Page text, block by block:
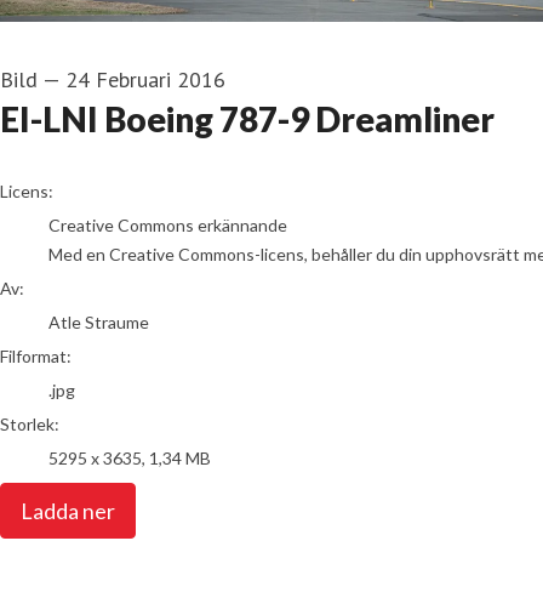
Bild — 24 Februari 2016
EI-LNI Boeing 787-9 Dreamliner
Atle Straume
Licens:
Creative Commons erkännande
Med en Creative Commons-licens, behåller du din upphovsrätt
Av:
Atle Straume
Filformat:
.jpg
Storlek:
5295 x 3635, 1,34 MB
Ladda ner